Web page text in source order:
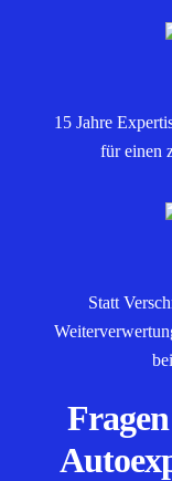
15 Jahre
für einen
Statt